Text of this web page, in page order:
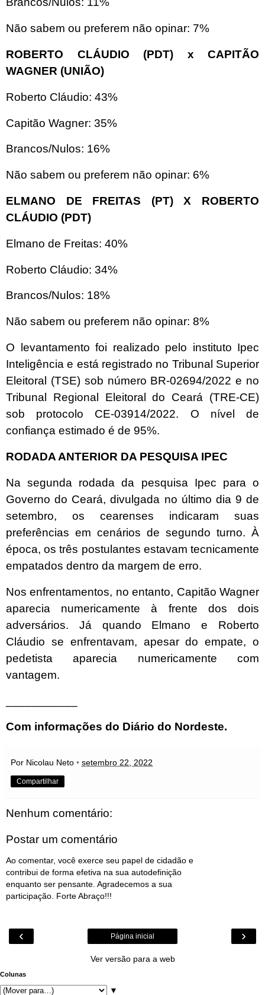
Não sabem ou preferem não opinar: 7%
ROBERTO CLÁUDIO (PDT) x CAPITÃO
WAGNER (UNIÃO)
Roberto Cláudio: 43%
Capitão Wagner: 35%
Brancos/Nulos: 16%
Não sabem ou preferem não opinar: 6%
ELMANO DE FREITAS (PT) X ROBERTO
CLÁUDIO (PDT)
Elmano de Freitas: 40%
Roberto Cláudio: 34%
Brancos/Nulos: 18%
Não sabem ou preferem não opinar: 8%
O levantamento foi realizado pelo instituto Ipec
Inteligência e está registrado no Tribunal Superior
Eleitoral (TSE) sob número BR-02694/2022 e no
Tribunal Regional Eleitoral do Ceará (TRE-CE)
sob protocolo CE-03914/2022. O nível de
confiança estimado é de 95%.
RODADA ANTERIOR DA PESQUISA IPEC
Na segunda rodada da pesquisa Ipec para o
Governo do Ceará, divulgada no último dia 9 de
setembro, os cearenses indicaram suas
preferências em cenários de segundo turno. À
época, os três postulantes estavam tecnicamente
empatados dentro da margem de erro.
Nos enfrentamentos, no entanto, Capitão Wagner
aparecia numericamente à frente dos dois
adversários. Já quando Elmano e Roberto
Cláudio se enfrentavam, apesar do empate, o
pedetista aparecia numericamente com
vantagem.
Com informações do Diário do Nordeste.
Por Nicolau Neto • setembro 22, 2022
Compartilhar
Nenhum comentário:
Postar um comentário
Ao comentar, você exerce seu papel de cidadão e
contribui de forma efetiva na sua autodefinição
enquanto ser pensante. Agradecemos a sua
participação. Forte Abraço!!!
‹ ›
Página inicial
Ver versão para a web
Colunas
▼